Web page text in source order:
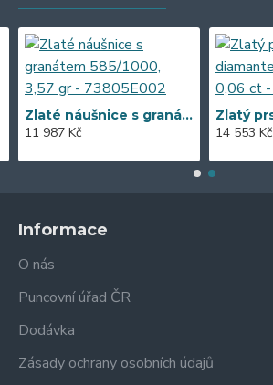
Zlaté náušnice s granátem 585/1000, 3,57 gr - 73805E002
11 987 Kč 14 553 Kč
Informace
O nás
Puncovní úřad ČR
Dodávka
Zásady ochrany osobních údajů